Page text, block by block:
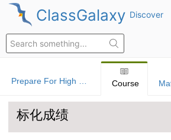
ClassGalaxy Discover
Course
标化成绩